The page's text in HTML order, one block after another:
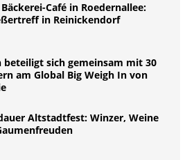
Café in Roedernallee:
in Reinickendorf
beteiligt sich gemeinsam mit 30
am Global Big Weigh In von
Altstadtfest: Winzer, Weine